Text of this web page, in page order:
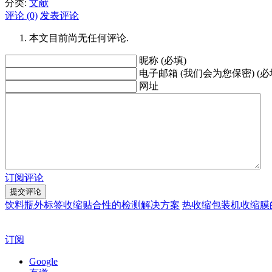
分类: 文献
评论 (0) 发表评论
本文目前尚无任何评论.
昵称 (必填)
电子邮箱 (我们会为您保密) (必
网址
订阅评论
饮料瓶外标签收缩贴合性的检测解决方案 热收缩包装机收缩
订阅
Google